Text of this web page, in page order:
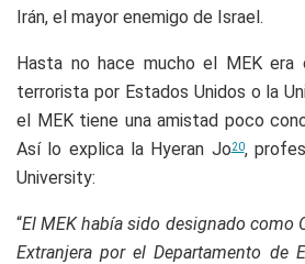
Irán, el mayor enemigo de Israel.
Hasta no hace mucho el MEK era
terrorista por Estados Unidos o la
el MEK tiene una amistad poco
Así lo explica la Hyeran Jo20,
University:
“El MEK había sido designado como
Extranjera por el Departamento de